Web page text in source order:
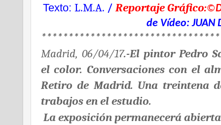
Texto:L.M.A. /Reportaje Gráfico:©
de Vídeo: JUAN
Madrid, 06/04/17.-El pintor Pedro
el color. Conversaciones con el
Retiro de Madrid. Una treintena
trabajos en el estudio.
La exposición permanecerá